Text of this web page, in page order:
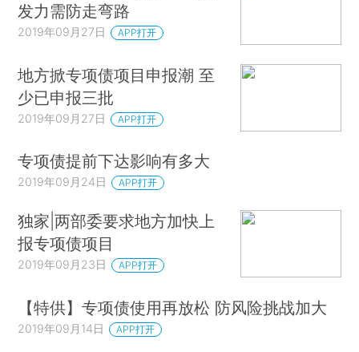
发力需防走弯路
2019年09月27日 APP打开
地方掀专项债项目申报潮 至
少已申报三批
2019年09月27日 APP打开
专项债提前下达影响有多大
2019年09月24日 APP打开
独家|两部委要求地方加快上
报专项债项目
2019年09月23日 APP打开
【特供】专项债使用再放松 防风险挑战加大
2019年09月14日 APP打开